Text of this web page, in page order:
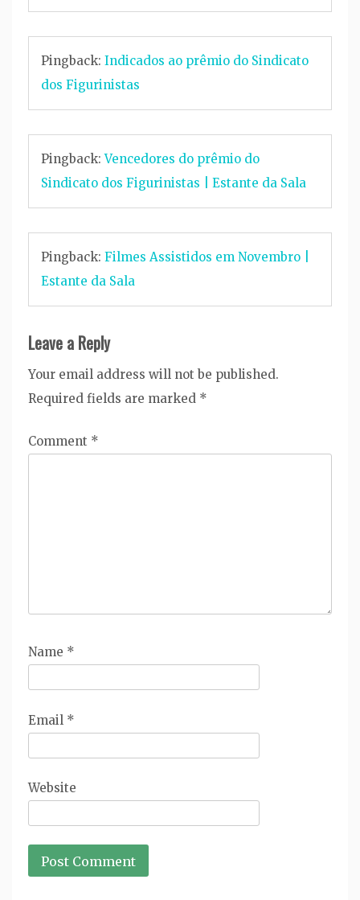
Pingback: Indicados ao prêmio do Sindicato
dos Figurinistas
Pingback:Vencedores do prêmio do
Sindicato dos Figurinistas | Estante da Sala
Pingback: Filmes Assistidos em Novembro |
Estante da Sala
Leave a Reply
Your email address will not be published.
Required fields are marked *
Comment *
Name *
Email *
Website